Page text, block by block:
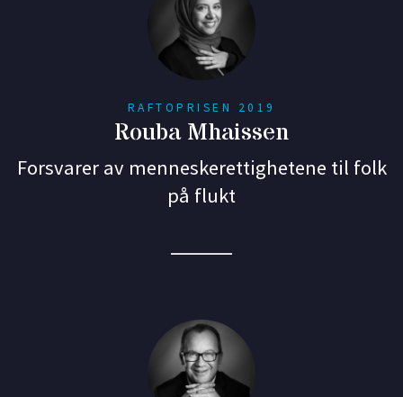
RAFTOPRISEN 2019
Rouba Mhaissen
Forsvarer av menneskerettighetene til folk
på flukt